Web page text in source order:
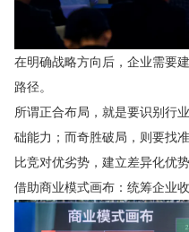
在明确战略方向后，企业需要
路径。
所谓正合布局，就是要识别行
础能力；而奇胜破局，则要找
比竞对优劣势，建立差异化优势
借助商业模式画布：统筹企业